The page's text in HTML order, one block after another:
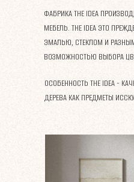
ФАБРИКА THE IDEA
МЕБЕЛЬ. THE IDEA ЭТО
ЭМАЛЬЮ, СТЕКЛОМ И
ВОЗМОЖНОСТЬЮ ВЫБОРА
ОСОБЕННОСТЬ THE IDEA -
ДЕРЕВА КАК ПРЕДМЕТЫ